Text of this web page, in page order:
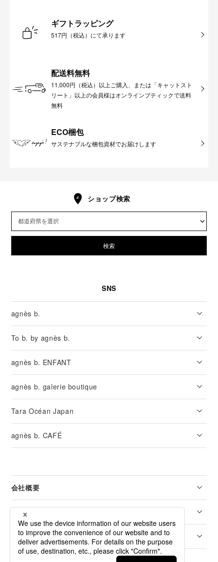
ギフトラッピング
517円（税込）にて承ります
配送料無料
11,000円（税込）以上ご購入、または「キャットスト
リート」以上の会員様はオンラインブティックで送料
無料
ECO梱包
サステナブルな梱包資材でお届けします
ショップ検索
検索
SNS
agnès b.
To b. by agnès b.
agnès b. ENFANT
agnès b. galerie boutique
Tara Océan Japan
agnès b. CAFÉ
会社概要
リーガル
カスタマーサービス